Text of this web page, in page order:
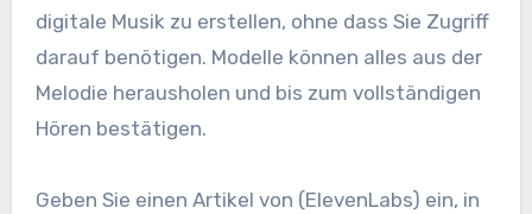
digitale Musik zu erstellen, ohne dass Sie Zugriff
darauf benötigen. Modelle können alles aus der
Melodie herausholen und bis zum vollständigen
Hören bestätigen.
Geben Sie einen Artikel von (ElevenLabs) ein, in